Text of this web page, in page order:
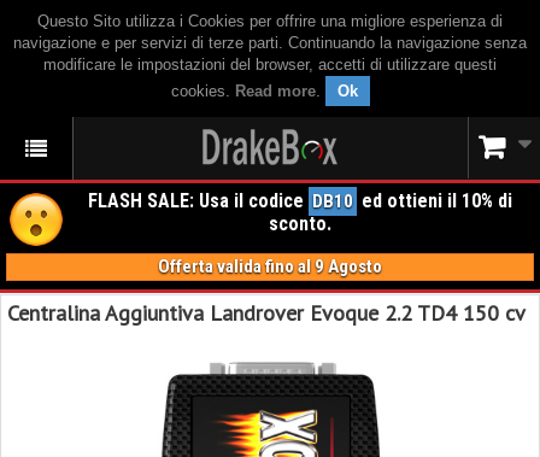
Questo Sito utilizza i Cookies per offrire una migliore esperienza di
navigazione e per servizi di terze parti. Continuando la navigazione senza
modificare le impostazioni del browser, accetti di utilizzare questi
cookies. Read more. Ok
FLASH SALE: Usa il codice DB10 ed ottieni il 10% di
sconto.
Offerta valida fino al 9 Agosto
Centralina Aggiuntiva Landrover Evoque 2.2 TD4 150 cv